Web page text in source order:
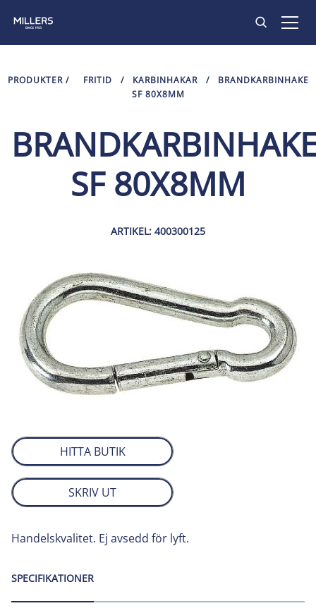
PRODUKTER
HITTA BUTIK
KONTAKT
PRODUKTER/ FRITID / KARBINHAKAR /
BRANDKARBINHAKE
SF 80X8MM
SF 80X8MM
ARTIKEL: 400300125
HITTA BUTIK
SKRIV UT
Handelskvalitet. Ej avsedd för lyft.
SPECIFIKATIONER